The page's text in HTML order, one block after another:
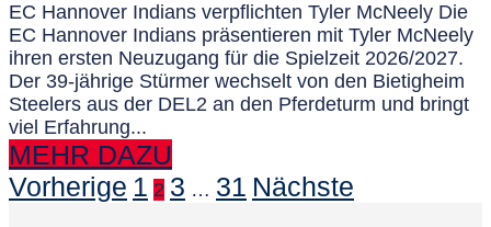
EC Hannover Indians verpflichten Tyler McNeely Die
EC Hannover Indians präsentieren mit Tyler McNeely
ihren ersten Neuzugang für die Spielzeit 2026/2027.
Der 39-jährige Stürmer wechselt von den Bietigheim
Steelers aus der DEL2 an den Pferdeturm und bringt
viel Erfahrung...
MEHR DAZU
Vorherige 1 2 3 … 31 Nächste